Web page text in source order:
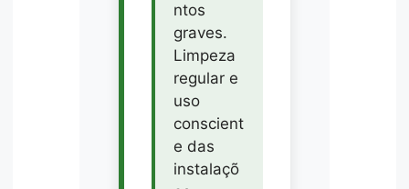
ntos
graves.
Limpeza
regular e
uso
conscient
e das
instalaçõ